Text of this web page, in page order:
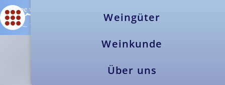
Weingüter
Weinkunde
Über uns